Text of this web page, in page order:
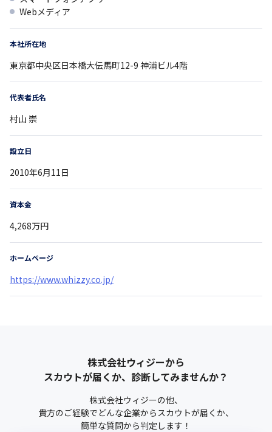
Webメディア
本社所在地
東京都中央区日本橋大伝馬町12-9 神浦ビル4階
代表者氏名
村山 崇
設立日
2010年6月11日
資本金
4,268万円
ホームページ
https://www.whizzy.co.jp/
株式会社ウィジーから
スカウトが届くか、診断してみませんか？
株式会社ウィジーの他、
貴方のご経験でどんな企業からスカウトが届くか、
簡単な質問から判定します！